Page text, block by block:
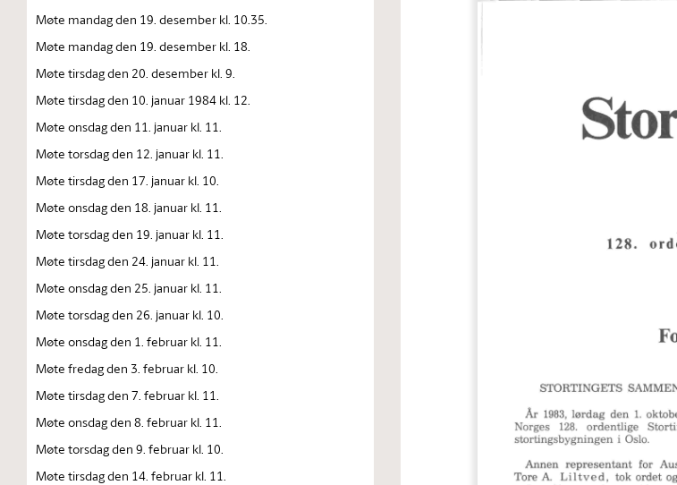
Møte mandag den 19. desember kl. 10.35.
Møte mandag den 19. desember kl. 18.
Møte tirsdag den 20. desember kl. 9.
Møte tirsdag den 10. januar 1984 kl. 12.
Møte onsdag den 11. januar kl. 11.
Møte torsdag den 12. januar kl. 11.
Møte tirsdag den 17. januar kl. 10.
Møte onsdag den 18. januar kl. 11.
Møte torsdag den 19. januar kl. 11.
Møte tirsdag den 24. januar kl. 11.
Møte onsdag den 25. januar kl. 11.
Møte torsdag den 26. januar kl. 10.
Møte onsdag den 1. februar kl. 11.
Møte fredag den 3. februar kl. 10.
Møte tirsdag den 7. februar kl. 11.
Møte onsdag den 8. februar kl. 11.
Møte torsdag den 9. februar kl. 10.
Møte tirsdag den 14. februar kl. 11.